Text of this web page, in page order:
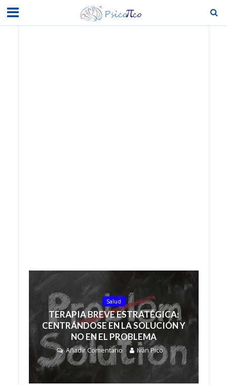
Salud
TERAPIA BREVE ESTRATÉGICA:
CENTRÁNDOSE EN LA SOLUCIÓN Y
NO EN EL PROBLEMA
Añadir Comentario Iván Pico